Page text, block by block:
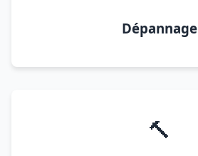
Dépannage
🔨